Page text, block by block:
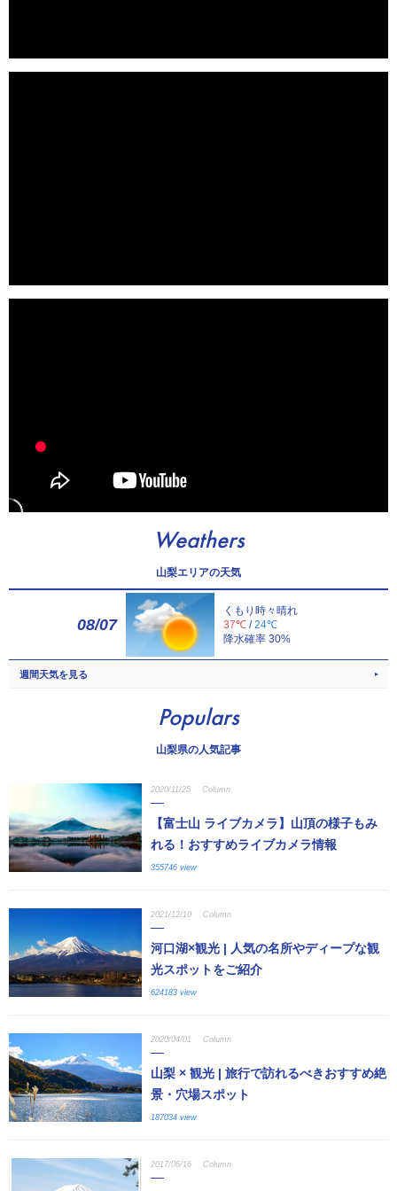
Weathers
山梨エリアの天気
08/07
くもり時々晴れ
37℃ /24℃
降水確率 30%
週間天気を見る
Populars
山梨県の人気記事
2020/11/25 Column
【富士山 ライブカメラ】山頂の様子もみ
れる！おすすめライブカメラ情報
355746 view
2021/12/10 Column
河口湖×観光 | 人気の名所やディープな観
光スポットをご紹介
624183 view
2020/04/01 Column
山梨 × 観光 | 旅行で訪れるべきおすすめ絶
景・穴場スポット
187034 view
2017/06/16 Column